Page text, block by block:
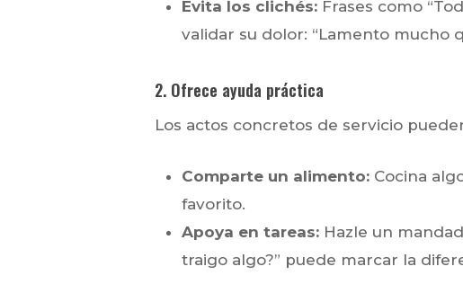
Evita los clichés: Frases como
validar su dolor: “Lamento mucho
2. Ofrece ayuda práctica
Los actos concretos de servicio
Comparte un alimento: Cocina
favorito.
Apoya en tareas: Hazle un
traigo algo?” puede marcar la